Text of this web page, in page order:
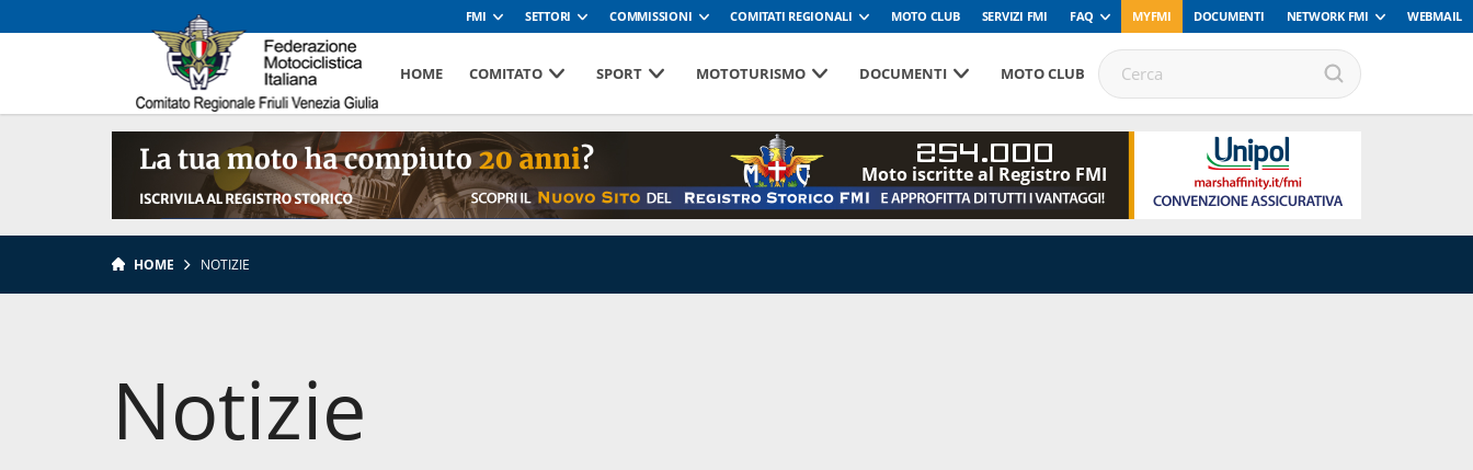
FMI SETTORI COMMISSIONI COMITATI REGIONALI MOTO CLUB SERVIZI FMI FAQ MYFMI DOCUMENTI NETWORK FMI WEBMAIL
HOME COMITATO SPORT MOTOTURISMO DOCUMENTI MOTO CLUB
254.000
Moto iscritte al Registro FMI
HOME NOTIZIE
Notizie